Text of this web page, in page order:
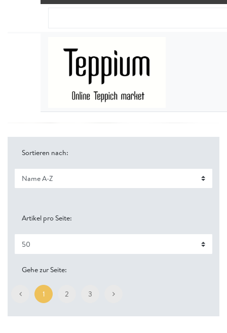
Sortieren nach:
Artikel pro Seite:
Gehe zur Seite:
1 2 3